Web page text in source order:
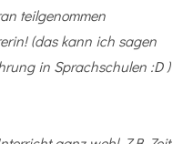
teilgenommen
(das kann ich sagen
in Sprachschulen :D )